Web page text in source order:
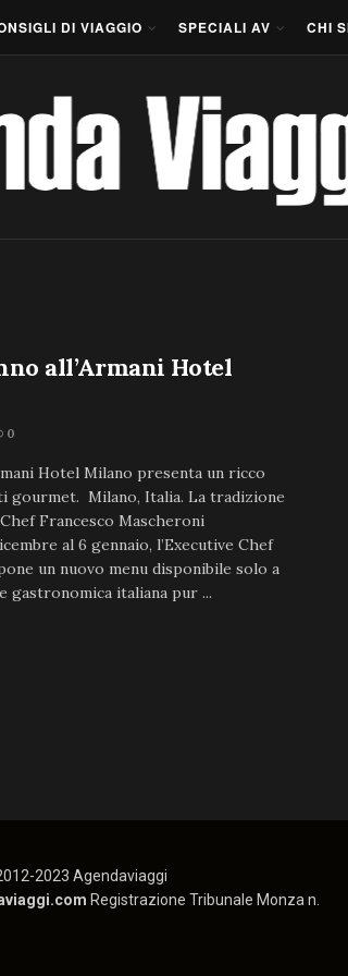
DI VIAGGIO SPECIALI AV CHI
all’Armani Hotel
0
Hotel Milano presenta un ricco
gourmet. Milano, Italia. La tradizione
Francesco Mascheroni
al 6 gennaio, l’Executive Chef
un nuovo menu disponibile solo a
gastronomica italiana pur ...
2023 Agendaviaggi
Registrazione Tribunale Monza n.